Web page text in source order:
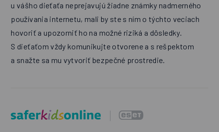
u vášho dieťaťa neprejavujú žiadne známky nadmerného
používania internetu, mali by ste s ním o týchto veciach
hovoriť a upozorniť ho na možné riziká a dôsledky.
S dieťaťom vždy komunikujte otvorene a s rešpektom
a snažte sa mu vytvoriť bezpečné prostredie.